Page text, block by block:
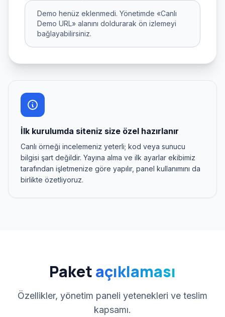
Demo henüz eklenmedi. Yönetimde «Canlı
Demo URL» alanını doldurarak ön izlemeyi
bağlayabilirsiniz.
İlk kurulumda siteniz size özel hazırlanır
Canlı örneği incelemeniz yeterli; kod veya sunucu
bilgisi şart değildir. Yayına alma ve ilk ayarlar ekibimiz
tarafından işletmenize göre yapılır, panel kullanımını da
birlikte özetliyoruz.
Paketaçıklaması
Özellikler, yönetim paneli yetenekleri ve teslim
kapsamı.